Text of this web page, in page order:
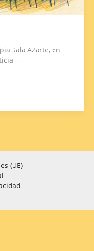
Sala AZarte, en
—
(UE)